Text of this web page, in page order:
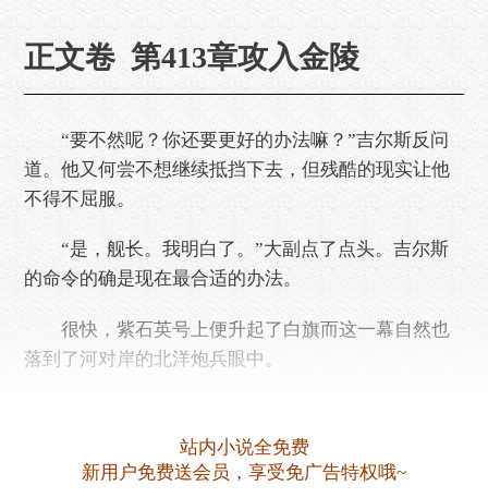
正文卷 第413章攻入金陵
“要不然呢？你还要更好的办法嘛？”吉尔斯反问
道。他又何尝不想继续抵挡下去，但残酷的现实让他
不得不屈服。
“是，舰长。我明白了。”大副点了点头。吉尔斯
的命令的确是现在最合适的办法。
很快，紫石英号上便升起了白旗而这一幕自然也
落到了河对岸的北洋炮兵眼中。
“传我的命令，所有炮位停止炮击。冲锋艇……
站内小说全免费
新用户免费送会员，享受免广告特权哦~